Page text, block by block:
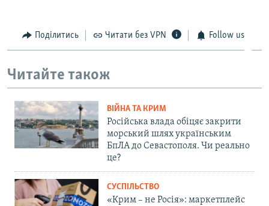
Поділитись Читати без VPN Follow us
Читайте також
ВІЙНА ТА КРИМ
Російська влада обіцяє закрити
морський шлях українським
БпЛА до Севастополя. Чи реально
це?
СУСПІЛЬСТВО
«Крим – не Росія»: маркетплейс